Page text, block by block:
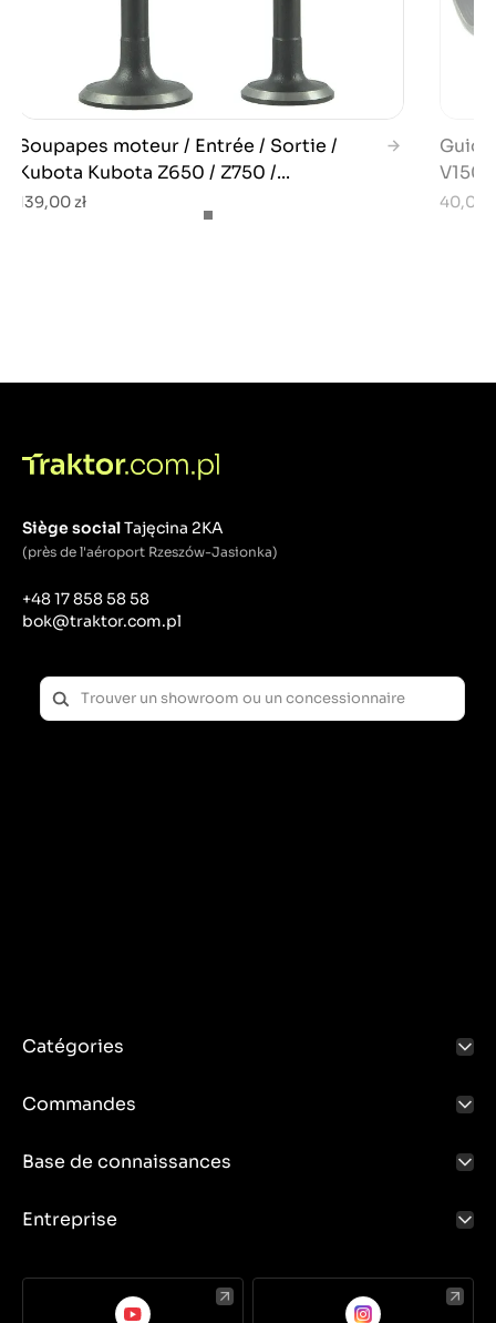
Soupapes moteur / Entrée / Sortie /
Kubota Kubota Z650 / Z750 /...
139,00 zł 40,00
Siège socialTajęcina 2KA
(près de l'aéroport Rzeszów-Jasionka)
+48 17 858 58 58
bok@traktor.com.pl
Catégories
Commandes
Base de connaissances
Entreprise